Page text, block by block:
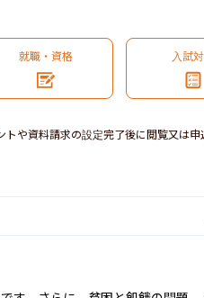
就職・資格 入試
や資料請求の設定完了後に閲覧又は申